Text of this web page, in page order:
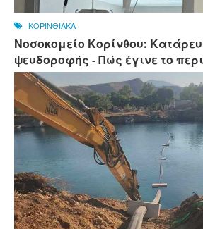
ΚΟΡΙΝΘΙΑΚΑ
Νοσοκομείο Κορίνθου:
ψευδοροφής - Πώς έγινε το